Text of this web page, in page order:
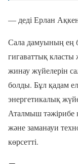
— деді Ерлан
Сала дамуының ең
гигаваттық класты
жинау жүйелерін
болды. Бұл қадам
энергетикалық
Аталмыш тәжірибе
және заманауи
көрсетті.